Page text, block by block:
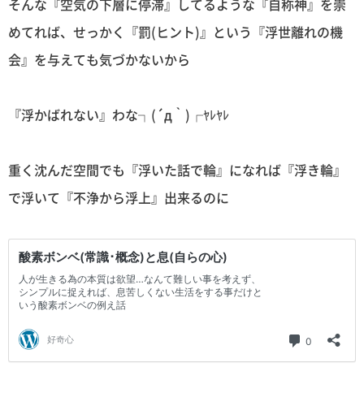
めてれば、せっかく『罰(ヒント)』という『浮世離れの機
会』を与えても気づかないから
『浮かばれない』わな┐(´д｀)┌ﾔﾚﾔﾚ
重く沈んだ空間でも『浮いた話で輪』になれば『浮き輪』
で浮いて『不浄から浮上』出来るのに